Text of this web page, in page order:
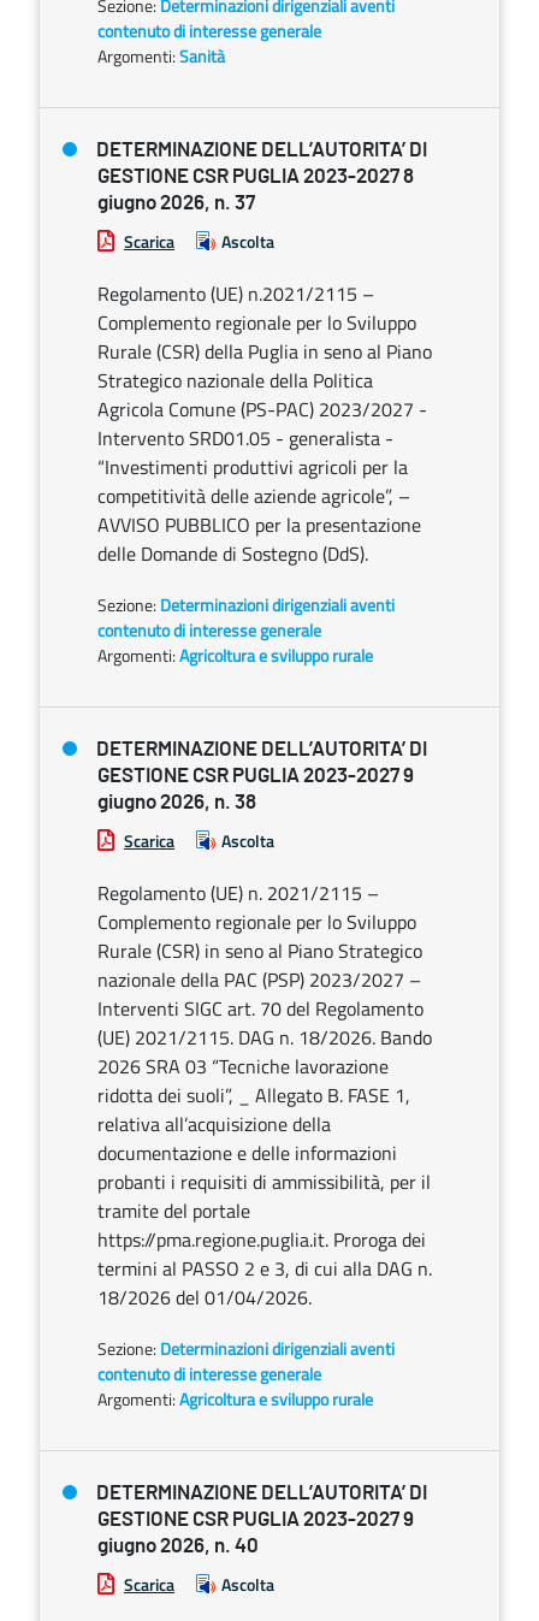
Sezione: Determinazioni dirigenziali aventi
contenuto di interesse generale
Argomenti:Sanità
DETERMINAZIONE DELL’AUTORITA’ DI
GESTIONE CSR PUGLIA 2023-2027 8
giugno 2026, n. 37
Scarica Ascolta
Regolamento (UE) n.2021/2115 –
Complemento regionale per lo Sviluppo
Rurale (CSR) della Puglia in seno al Piano
Strategico nazionale della Politica
Agricola Comune (PS-PAC) 2023/2027 -
Intervento SRD01.05 - generalista -
“Investimenti produttivi agricoli per la
competitività delle aziende agricole”, –
AVVISO PUBBLICO per la presentazione
delle Domande di Sostegno (DdS).
Sezione: Determinazioni dirigenziali aventi
contenuto di interesse generale
Argomenti:Agricoltura e sviluppo rurale
DETERMINAZIONE DELL’AUTORITA’ DI
GESTIONE CSR PUGLIA 2023-2027 9
giugno 2026, n. 38
Scarica Ascolta
Regolamento (UE) n. 2021/2115 –
Complemento regionale per lo Sviluppo
Rurale (CSR) in seno al Piano Strategico
nazionale della PAC (PSP) 2023/2027 –
Interventi SIGC art. 70 del Regolamento
(UE) 2021/2115. DAG n. 18/2026. Bando
2026 SRA 03 “Tecniche lavorazione
ridotta dei suoli”, _ Allegato B. FASE 1,
relativa all’acquisizione della
documentazione e delle informazioni
probanti i requisiti di ammissibilità, per il
tramite del portale
https://pma.regione.puglia.it. Proroga dei
termini al PASSO 2 e 3, di cui alla DAG n.
18/2026 del 01/04/2026.
Sezione: Determinazioni dirigenziali aventi
contenuto di interesse generale
Argomenti:Agricoltura e sviluppo rurale
DETERMINAZIONE DELL’AUTORITA’ DI
GESTIONE CSR PUGLIA 2023-2027 9
giugno 2026, n. 40
Scarica Ascolta